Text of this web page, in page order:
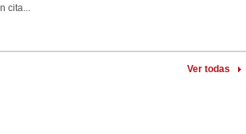
cita...
Ver todas